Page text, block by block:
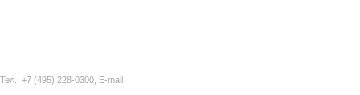
Тел.: +7 (495) 228-0300, E-mail